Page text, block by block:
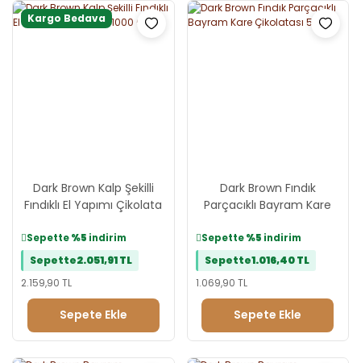
Kargo Bedava
Dark Brown Kalp Şekilli
Fındıklı El Yapımı Çikolata
Sepette%5 indirim
Sepette2.051,91 TL
2.159,90 TL
Sepete Ekle
Dark Brown Fındık
Parçacıklı Bayram Kare
Sepette%5 indirim
Sepette1.016,40 TL
1.069,90 TL
Sepete Ekle